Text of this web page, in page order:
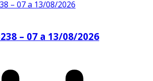
– 07 a 13/08/2026